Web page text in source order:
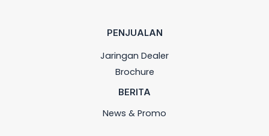
PENJUALAN
Jaringan Dealer
Brochure
BERITA
News & Promo